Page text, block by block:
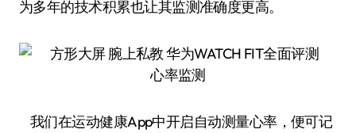
为多年的技术积累也让其监测准确度更高。
心率监测
我们在运动健康App中开启自动测量心率，便可记